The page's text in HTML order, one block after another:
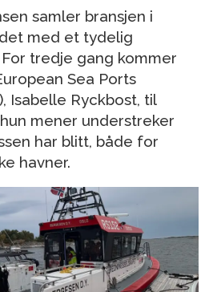
samler bransjen i
med et tydelig
tredje gang kommer
Sea Ports
Isabelle Ryckbost, til
mener understreker
har blitt, både for
havner.